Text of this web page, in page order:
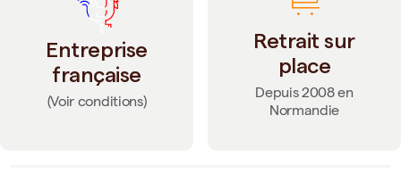
Entreprise
française
(Voir conditions)
Retrait sur
place
Depuis 2008 en
Normandie